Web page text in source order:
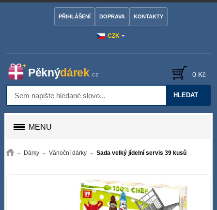
CZK
PŘIHLÁŠENÍ DOPRAVA KONTAKTY
HLEDAT
0 Kč
MENU
Dárky Vánoční dárky Sada velký jídelní servis 39 kusů